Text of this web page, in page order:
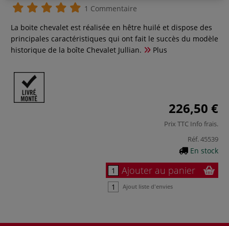
1 Commentaire
La boite chevalet est réalisée en hêtre huilé et dispose des
principales caractéristiques qui ont fait le succès du modèle
historique de la boîte Chevalet Jullian.
Plus
226,50 €
Prix TTC Info frais.
Réf.45539
En stock
Ajouter au panier
Ajout liste d'envies